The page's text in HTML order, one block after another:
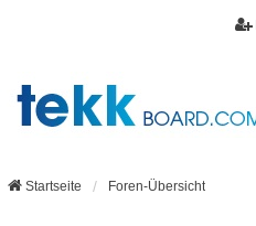
Startseite Foren-Übersicht